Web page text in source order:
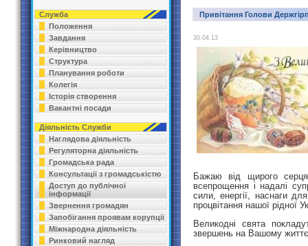
Служба
Положення
Завдання
Керівництво
Структура
Планування роботи
Колегія
Історія створення
Вакантні посади
Діяльність Служби
Наглядова діяльність
Регуляторна діяльність
Громадська рада
Консультації з громадськістю
Доступ до публічної
інформації
Звернення громадян
Запобігання проявам корупції
Міжнародна діяльність
Ринковий нагляд
Привітання Голови
30.04.13
Бажаю від щирого
всепрощення і надалі
сили, енергії, наснаги
процвітання нашої рідної
Великодні свята
звершень на Вашому